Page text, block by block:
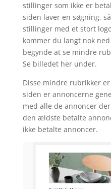
stillinger som ikke er
siden laver en søgning,
stillinger med et stort
kommer du langt nok
begynde at se mindre
Se billedet her under.
Disse mindre rubrikker
siden er annoncerne
med alle de annoncer
den ældste betalte
ikke betalte annoncer.